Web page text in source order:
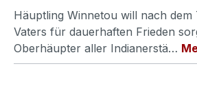
Häuptling Winnetou will nach dem
Vaters für dauerhaften Frieden
Oberhäupter aller Indianerstä…